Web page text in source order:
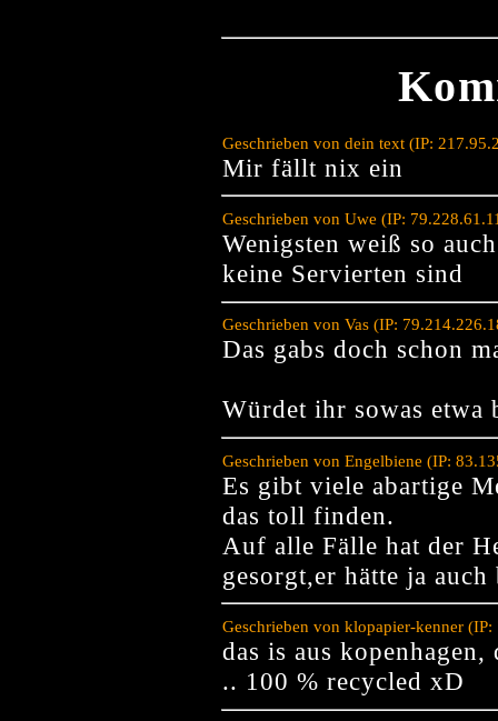
Geschrieben von dein text (IP:
Mir fällt nix ein
Geschrieben von Uwe (IP:
Wenigsten weiß so
keine Servierten sind
Geschrieben von Vas (IP:
Das gabs doch schon
Würdet ihr sowas etwa
Geschrieben von Engelbiene (IP:
Es gibt viele abartige
das toll finden.
Auf alle Fälle hat der
gesorgt,er hätte ja
Geschrieben von klopapier-kenner
das is aus kopenhagen,
.. 100 % recycled xD